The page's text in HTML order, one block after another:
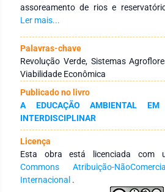
assoreamento de rios e
devastação das florestas,
trabalhadores rurais), se
aumento dos custos de produção.
enfatizar as estratégias e
agricultura, tendo em vista a
estudos e aplicações da
agrícola, proporcionando segurança
impactos ambientais, redução dos
redução do uso dos insumos
revisão bibliográfica sobre a temática
na qual consultou-se 73 fontes
foram utilizadas, por estar de
relevantes. Foi definido recorte
Ler mais...
Palavras-chave
Revolução Verde, Sistemas
Viabilidade Econômica
Publicado no livro
A EDUCAÇÃO AMBIENTAL EM
INTERDISCIPLINAR
Licença
Esta obra está licenciada com
Commons Atribuição-
Internacional .